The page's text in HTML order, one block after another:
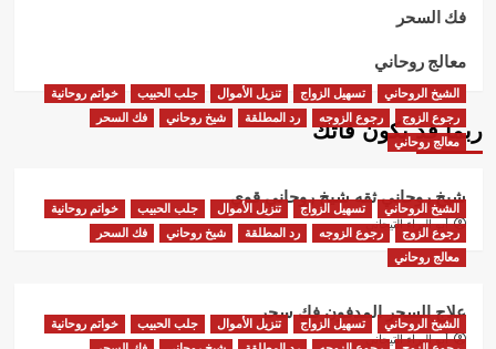
فك السحر
معالج روحاني
ربما قد يكون فاتك
الشيخ الروحاني تسهيل الزواج تنزيل الأموال جلب الحبيب
خواتم روحانية
رجوع الزوج
رجوع الزوجه رد المطلقة شيخ روحاني
فك السحر
معالج روحاني
شيخ روحاني ثقه شيخ روحاني قوي
أبو البراء التيجاني
الشيخ الروحاني تسهيل الزواج تنزيل الأموال جلب الحبيب
خواتم روحانية
رجوع الزوج
رجوع الزوجه رد المطلقة شيخ روحاني
فك السحر
معالج روحاني
علاج السحر المدفون فك سحر
أبو البراء التيجاني
الشيخ الروحاني تسهيل الزواج تنزيل الأموال جلب الحبيب
خواتم روحانية